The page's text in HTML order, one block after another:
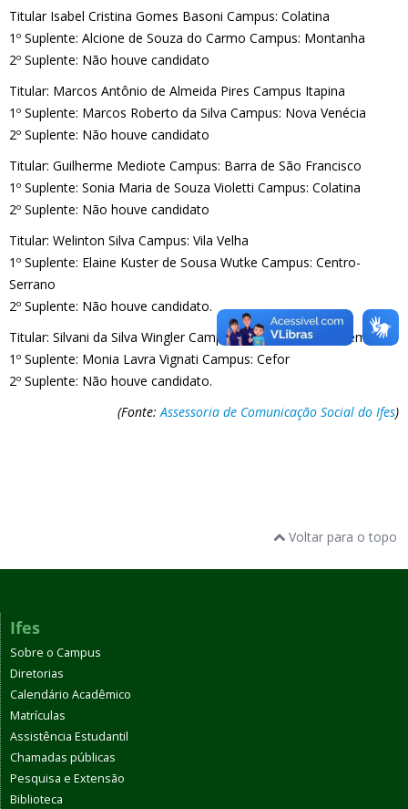
Titular Isabel Cristina Gomes Basoni Campus: Colatina
1º Suplente: Alcione de Souza do Carmo Campus: Montanha
2º Suplente: Não houve candidato
Titular: Marcos Antônio de Almeida Pires Campus Itapina
1º Suplente: Marcos Roberto da Silva Campus: Nova Venécia
2º Suplente: Não houve candidato
Titular: Guilherme Mediote Campus: Barra de São Francisco
1º Suplente: Sonia Maria de Souza Violetti Campus: Colatina
2º Suplente: Não houve candidato
Titular: Welinton Silva Campus: Vila Velha
1º Suplente: Elaine Kuster de Sousa Wutke Campus: Centro-
Serrano
2º Suplente: Não houve candidato.
Titular: Silvani da Silva Wingler Campus: Cachoeiro de Itapemirim
1º Suplente: Monia Lavra Vignati Campus: Cefor
2º Suplente: Não houve candidato.
(Fonte:Assessoria de Comunicação Social do Ifes)
Voltar para o topo
Ifes
Sobre o Campus
Diretorias
Calendário Acadêmico
Matrículas
Assistência Estudantil
Chamadas públicas
Pesquisa e Extensão
Biblioteca